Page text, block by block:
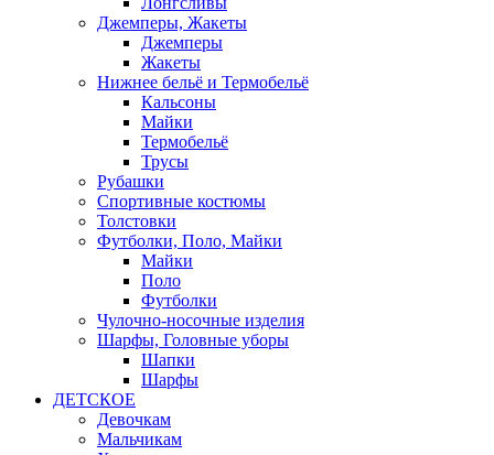
Джемперы, Жакеты
Джемперы
Жакеты
Нижнее бельё и Термобельё
Кальсоны
Майки
Термобельё
Трусы
Рубашки
Спортивные костюмы
Толстовки
Футболки, Поло, Майки
Майки
Поло
Футболки
Чулочно-носочные изделия
Шарфы, Головные уборы
Шапки
Шарфы
ДЕТСКОЕ
Девочкам
Мальчикам